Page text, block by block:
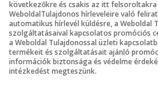
következőkre és csakis az itt felsoroltakra
WeboldalTulajdonos hírleveleire való
automatikus hírlevél küldésre, a Weboldal
szolgáltatásaival kapcsolatos promóciós
a Weboldal Tulajdonossal üzleti
termékeit és szolgáltatásait ajánló
információk biztonsága és védelme
intézkedést megteszünk.